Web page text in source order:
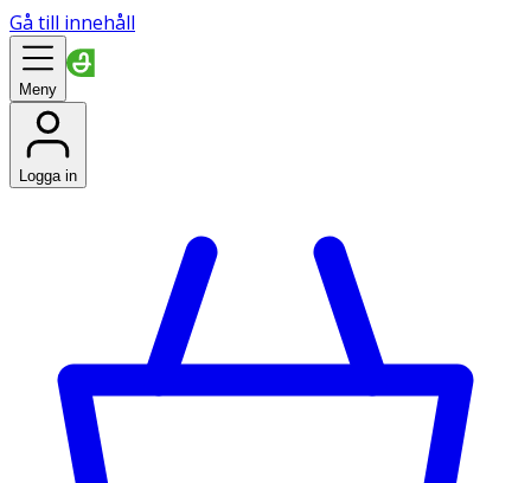
Gå till innehåll
Meny
Logga in